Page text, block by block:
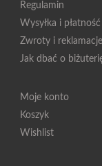
Regulamin
Wysyłka i płatność
Zwroty i reklamacje
Jak dbać o
Moje konto
Koszyk
Wishlist